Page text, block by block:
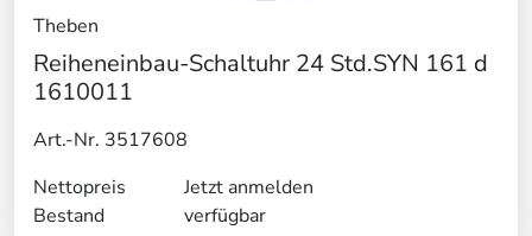
Theben
Reiheneinbau-Schaltuhr 24 Std.SYN 161 d
1610011
Art.-Nr. 3517608
Nettopreis
Jetzt anmelden
Bestand
verfügbar